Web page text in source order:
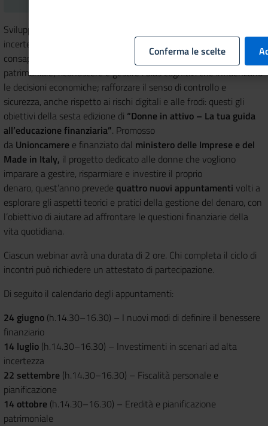
Sviluppare capacità di orientamento in scenari caratterizzati da
incertezza e volatilità; acquisire strumenti per una pianificazione
consapevole nel medio-lungo periodo, sia fiscale che
patrimoniale; riconoscere e gestire i bias cognitivi che influenzano
le decisioni economiche; rafforzare il senso di controllo e
sicurezza, anche rispetto ai rischi digitali e alle frodi: questi gli
obiettivi della sesta edizione di “Donne in attivo – La tua guida
all’educazione finanziaria”. Promosso
da Unioncamere e finanziato dal ministero delle Imprese e del
Made in Italy, il progetto dedicato alle donne che vogliono
imparare a gestire, risparmiare e investire il proprio
denaro, quest’anno prevede quattro nuovi appuntamenti volti a
esplorare gli aspetti teorici e pratici della gestione del denaro, con
l’obiettivo di aiutare ad affrontare le questioni finanziarie della
vita quotidiana.
Ciascun webinar avrà una durata di 2 ore. Chi completa il ciclo di
incontri può richiedere un attestato di partecipazione.
Di seguito il calendario degli appuntamenti:
24 giugno (h.14.30–16.30) – I nuovi modi di definire il benessere
finanziario
14 luglio (h.14.30–16.30) – Investimenti in scenari ad alta
incertezza
22 settembre (h.14.30–16.30) – Fiscalità personale e
pianificazione
14 ottobre (h.14.30–16.30) – Eredità e pianificazione
patrimoniale
Conferma le scelte